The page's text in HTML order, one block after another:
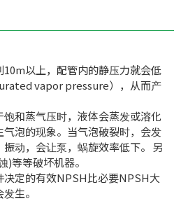
以上，配管内的静压力就会低
vapor pressure），从而产
和蒸气压时，液体会蒸发或溶化
泡的现象。当气泡破裂时，会发
动，会让泵，蜗旋效率低下。 另
)等等破坏机器。
决定的有效NPSH比必要NPSH大
生。